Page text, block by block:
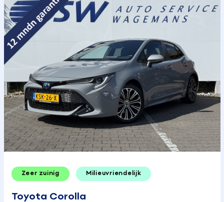
Zeer zuinig Milieuvriendelijk
Toyota Corolla